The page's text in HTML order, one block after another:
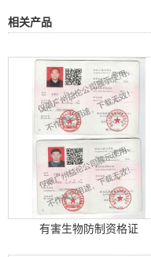
相关产品
有害生物防制资格证